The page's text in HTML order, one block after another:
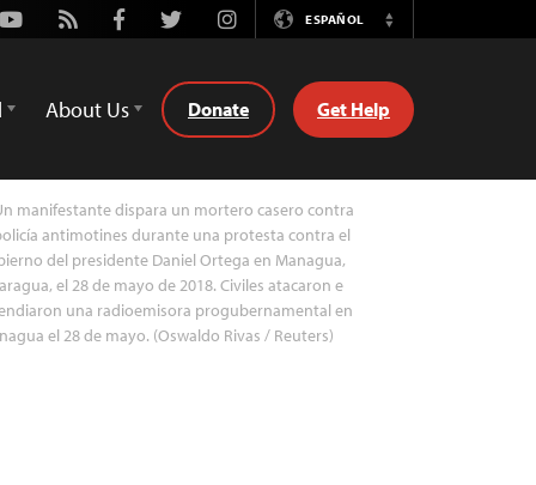
Youtube
Rss FacebookTwitterInstagramESPAÑOL
Switch
About Us Donate Get Help
manifestante dispara un mortero casero contra
antimotines durante una protesta contra el
del presidente Daniel Ortega en Managua,
el 28 de mayo de 2018. Civiles atacaron e
una radioemisora progubernamental en
el 28 de mayo. (Oswaldo Rivas / Reuters)